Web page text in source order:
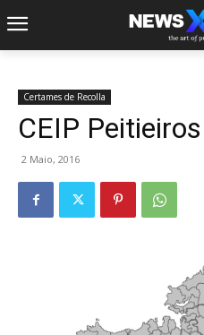
Certames de Recolla
CEIP
2 Maio, 2016